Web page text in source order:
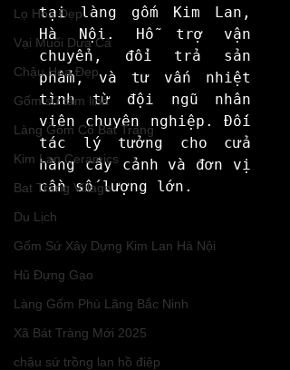
Lọ Hoa Đẹp
Vại Muối Dưa Cà
Chậu Hoa Đẹp
Gốm sứ tâm linh
Làng Gốm Cổ Bát Tràng
Kim Lan Ceramics
Bat Trang Village
Du Lịch
Gốm Sứ Xây Dựng Kim Lan Hà Nội
Hũ Đựng Gạo
Làng Gốm Phù Lãng Bắc Ninh
Xã Bát Tràng Mới 2025
chậu sứ trồng lan hồ điệp
tại làng gốm Kim Lan,
Hà Nội. Hỗ trợ vận
chuyển, đổi trả sản
phẩm, và tư vấn nhiệt
tình từ đội ngũ nhân
viên chuyên nghiệp. Đối
tác lý tưởng cho cửa
hàng cây cảnh và đơn vị
cần số lượng lớn.